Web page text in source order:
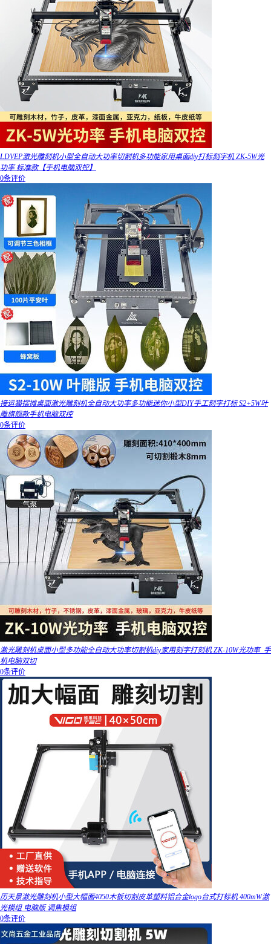
LDVEP激光雕刻机小型全自动大功率切割机多功能家用桌面diy打标刻字机 ZK-5W光
功率 标准款【手机电脑双控】
0条评价
接运猫摆摊桌面激光雕刻机全自动大功率多功能迷你小型DIY手工刻字打标 S2+5W叶
雕旗舰款手机电脑双控
0条评价
激光雕刻机桌面小型多功能全自动大功率切割机diy家用刻字打刻机 ZK-10W光功率_手
机电脑双切
0条评价
历天景激光雕刻机小型大幅面4050木板切割皮革塑料铝合金logo台式打标机 400mW激
光模组 电脑版 调焦模组
0条评价